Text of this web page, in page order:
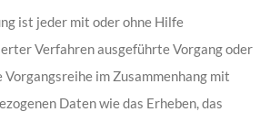
ist jeder mit oder ohne Hilfe
Verfahren ausgeführte Vorgang oder
Vorgangsreihe im Zusammenhang mit
Daten wie das Erheben, das